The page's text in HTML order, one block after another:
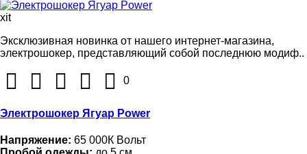
xit
Эксклюзивная новинка от нашего интернет-магазина,
электрошокер, представляющий собой последнюю модиф..
0
Электрошокер Ягуар Power
Напряжение: 65 000К Вольт